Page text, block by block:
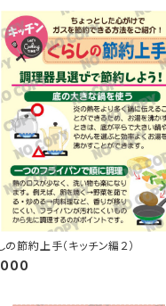
の節約上手（キッチン編２）